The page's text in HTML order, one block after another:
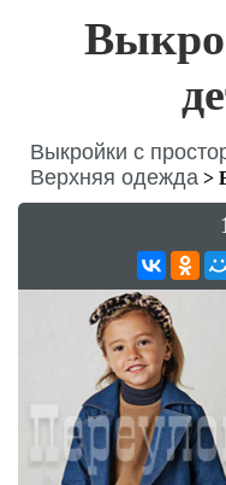
Выкройки с
Верхняя одежда >